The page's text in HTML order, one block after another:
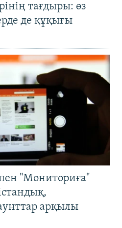
тағдыры: өз
де құқығы
"Мониториға"
арқылы